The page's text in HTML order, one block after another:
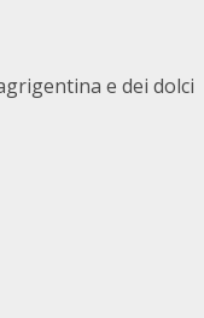
e dei dolci